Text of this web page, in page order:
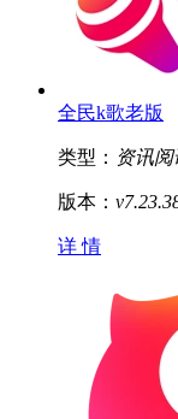
全民k歌老版
类型： 资讯阅
版本：
详 情